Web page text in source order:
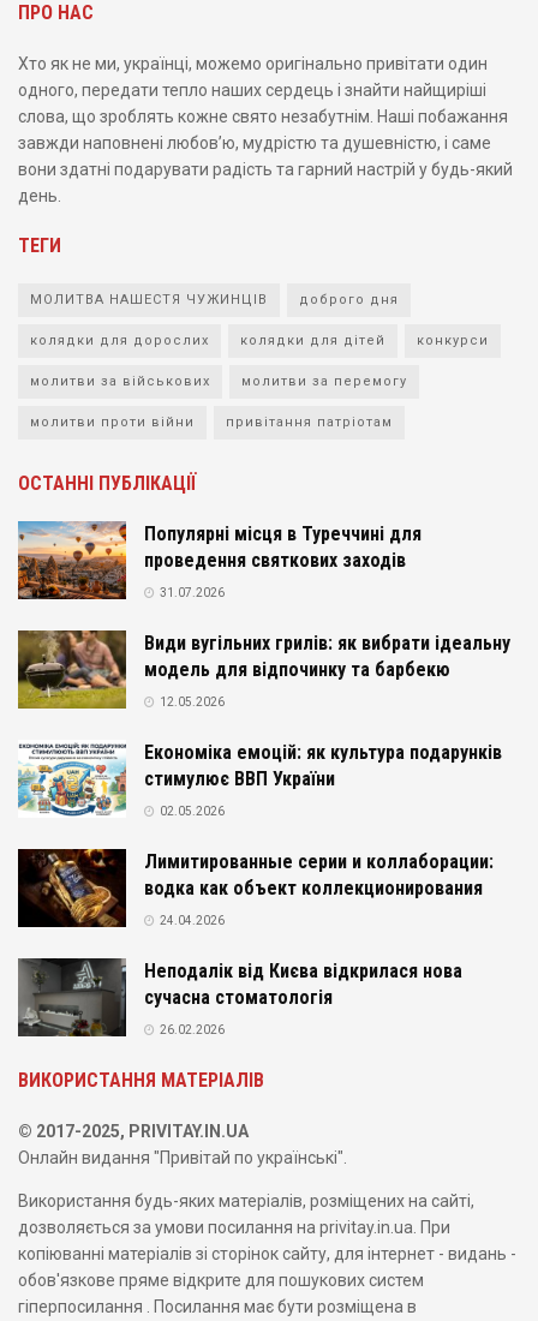
ПРО НАС
Хто як не ми, українці, можемо оригінально привітати один
одного, передати тепло наших сердець і знайти найщиріші
слова, що зроблять кожне свято незабутнім. Наші побажання
завжди наповнені любов’ю, мудрістю та душевністю, і саме
вони здатні подарувати радість та гарний настрій у будь-який
день.
ТЕГИ
МОЛИТВА НАШЕСТЯ ЧУЖИНЦІВ доброго дня
колядки для дорослих колядки для дітей конкурси
молитви за військових молитви за перемогу
молитви проти війни привітання патріотам
ОСТАННІ ПУБЛІКАЦІЇ
Популярні місця в Туреччині для
проведення святкових заходів
31.07.2026
Види вугільних грилів: як вибрати ідеальну
модель для відпочинку та барбекю
12.05.2026
Економіка емоцій: як культура подарунків
стимулює ВВП України
02.05.2026
Лимитированные серии и коллаборации:
водка как объект коллекционирования
24.04.2026
Неподалік від Києва відкрилася нова
сучасна стоматологія
26.02.2026
ВИКОРИСТАННЯ МАТЕРІАЛІВ
© 2017-2025, PRIVITAY.IN.UA
Онлайн видання "Привітай по українські".
Використання будь-яких матеріалів, розміщених на сайті,
дозволяється за умови посилання на privitay.in.ua. При
копіюванні матеріалів зі сторінок сайту, для інтернет - видань -
обов'язкове пряме відкрите для пошукових систем
гіперпосилання . Посилання має бути розміщена в